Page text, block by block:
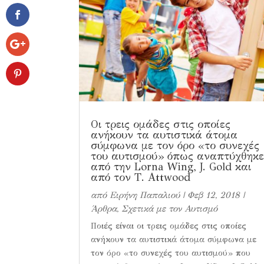
Οι τρεις ομάδες στις οποίες
ανήκουν τα αυτιστικά άτομα
σύμφωνα με τον όρο «το συνεχές
του αυτισμού» όπως αναπτύχθηκε
από την Lorna Wing, J. Gold και
από τον Τ. Αttwood
από Ειρήνη Παπαλιού| Φεβ 12, 2018|
Άρθρα, Σχετικά με τον Αυτισμό
Ποιές είναι οι τρεις ομάδες στις οποίες
ανήκουν τα αυτιστικά άτομα σύμφωνα με
τον όρο «το συνεχές του αυτισμού» που